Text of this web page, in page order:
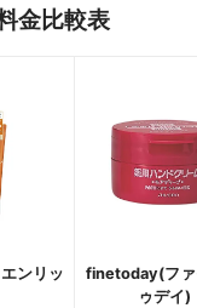
金比較表
ンリッ
finetoday(ファ
ゥデイ)